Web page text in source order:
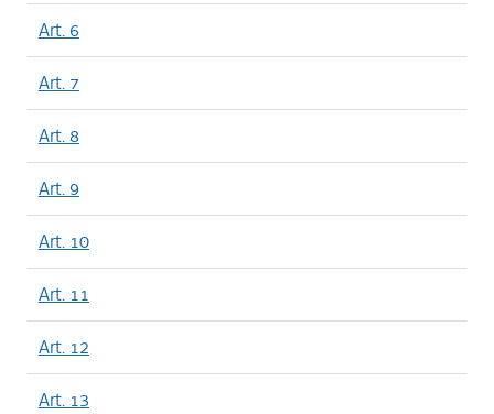
Art. 6
Art. 7
Art. 8
Art. 9
Art. 10
Art. 11
Art. 12
Art. 13